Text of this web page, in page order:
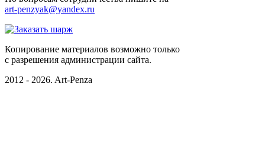
art-penzyak@yandex.ru
Копирование материалов возможно только
c разрешения администрации сайта.
2012 - 2026. Art-Penza